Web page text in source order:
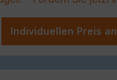
Individuellen Preis